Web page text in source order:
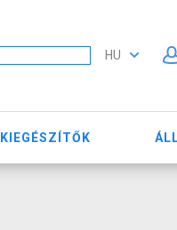
HU
KIEGÉSZÍTŐK